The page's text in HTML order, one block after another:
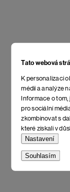
Tato webová
K personalizaci
médií a analýze
Informace o tom,
pro sociální
zkombinovat s
které získali v
Nastavení
Souhlasím